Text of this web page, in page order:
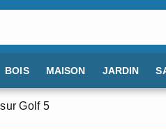
BOIS MAISON JARDIN
Golf 5